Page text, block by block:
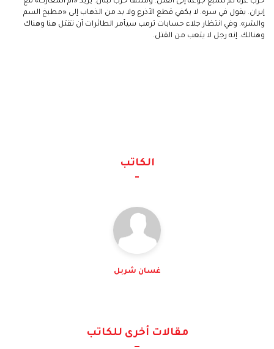
إيران. يقول في سره. لا يكفي قطع الأذرع ولا بد من الذهاب إلى «مطبخ السم
والشر». وفي انتظار جلاء حسابات ترمب سيأمر الطائرات أن تقتل هنا وهناك
وهنالك. إنه رجل لا يتعب من القتل.
الكاتب
غسان شربل
مقالات أخرى للكاتب